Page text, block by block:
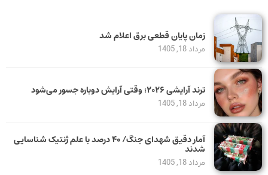
زمان پایان قطعی برق اعلام شد
مرداد 18, 1405
ترند آرایشی ۲۰۲۶؛ وقتی آرایش دوباره جسور می‌شود
مرداد 18, 1405
آمار دقیق شهدای جنگ/ ۴۰ درصد با علم ژنتیک شناسایی
شدند
مرداد 18, 1405